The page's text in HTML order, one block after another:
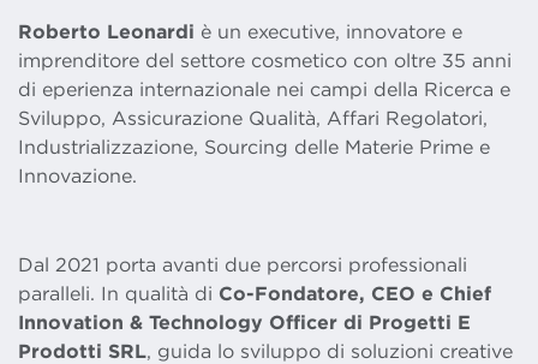
Roberto Leonardi è un executive, innovatore e
imprenditore del settore cosmetico con oltre 35 anni
di eperienza internazionale nei campi della Ricerca e
Sviluppo, Assicurazione Qualità, Affari Regolatori,
Industrializzazione, Sourcing delle Materie Prime e
Innovazione.
Dal 2021 porta avanti due percorsi professionali
paralleli. In qualità di Co-Fondatore, CEO e Chief
Innovation & Technology Officer di Progetti E
Prodotti SRL, guida lo sviluppo di soluzioni creative